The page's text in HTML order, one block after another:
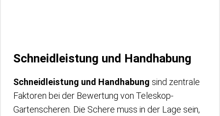
Schneidleistung und Handhabung
Schneidleistung und Handhabung sind zentrale
Faktoren bei der Bewertung von Teleskop-
Gartenscheren. Die Schere muss in der Lage sein,